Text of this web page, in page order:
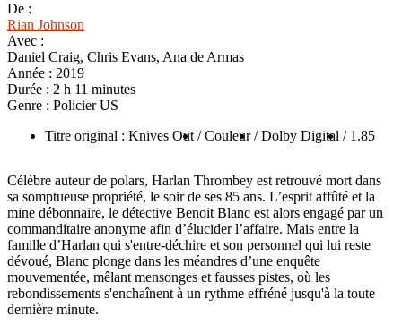
De :
Rian Johnson
Avec :
Daniel Craig, Chris Evans, Ana de Armas
Année : 2019
Durée : 2 h 11 minutes
Genre : Policier US
Titre original : Knives Out / Couleur / Dolby Digital / 1.85
Célèbre auteur de polars, Harlan Thrombey est retrouvé mort dans
sa somptueuse propriété, le soir de ses 85 ans. L’esprit affûté et la
mine débonnaire, le détective Benoit Blanc est alors engagé par un
commanditaire anonyme afin d’élucider l’affaire. Mais entre la
famille d’Harlan qui s'entre-déchire et son personnel qui lui reste
dévoué, Blanc plonge dans les méandres d’une enquête
mouvementée, mêlant mensonges et fausses pistes, où les
rebondissements s'enchaînent à un rythme effréné jusqu'à la toute
dernière minute.